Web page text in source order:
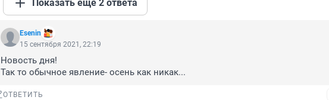
Показать ещё 2 ответа
Esenin
15 сентября 2021, 22:19
Новость дня!
Так то обычное явление- осень как никак...
ОТВЕТИТЬ